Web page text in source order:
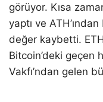
görüyor. Kısa
yaptı ve
değer kaybetti.
Bitcoin’deki geçen
Vakfı’ndan gelen